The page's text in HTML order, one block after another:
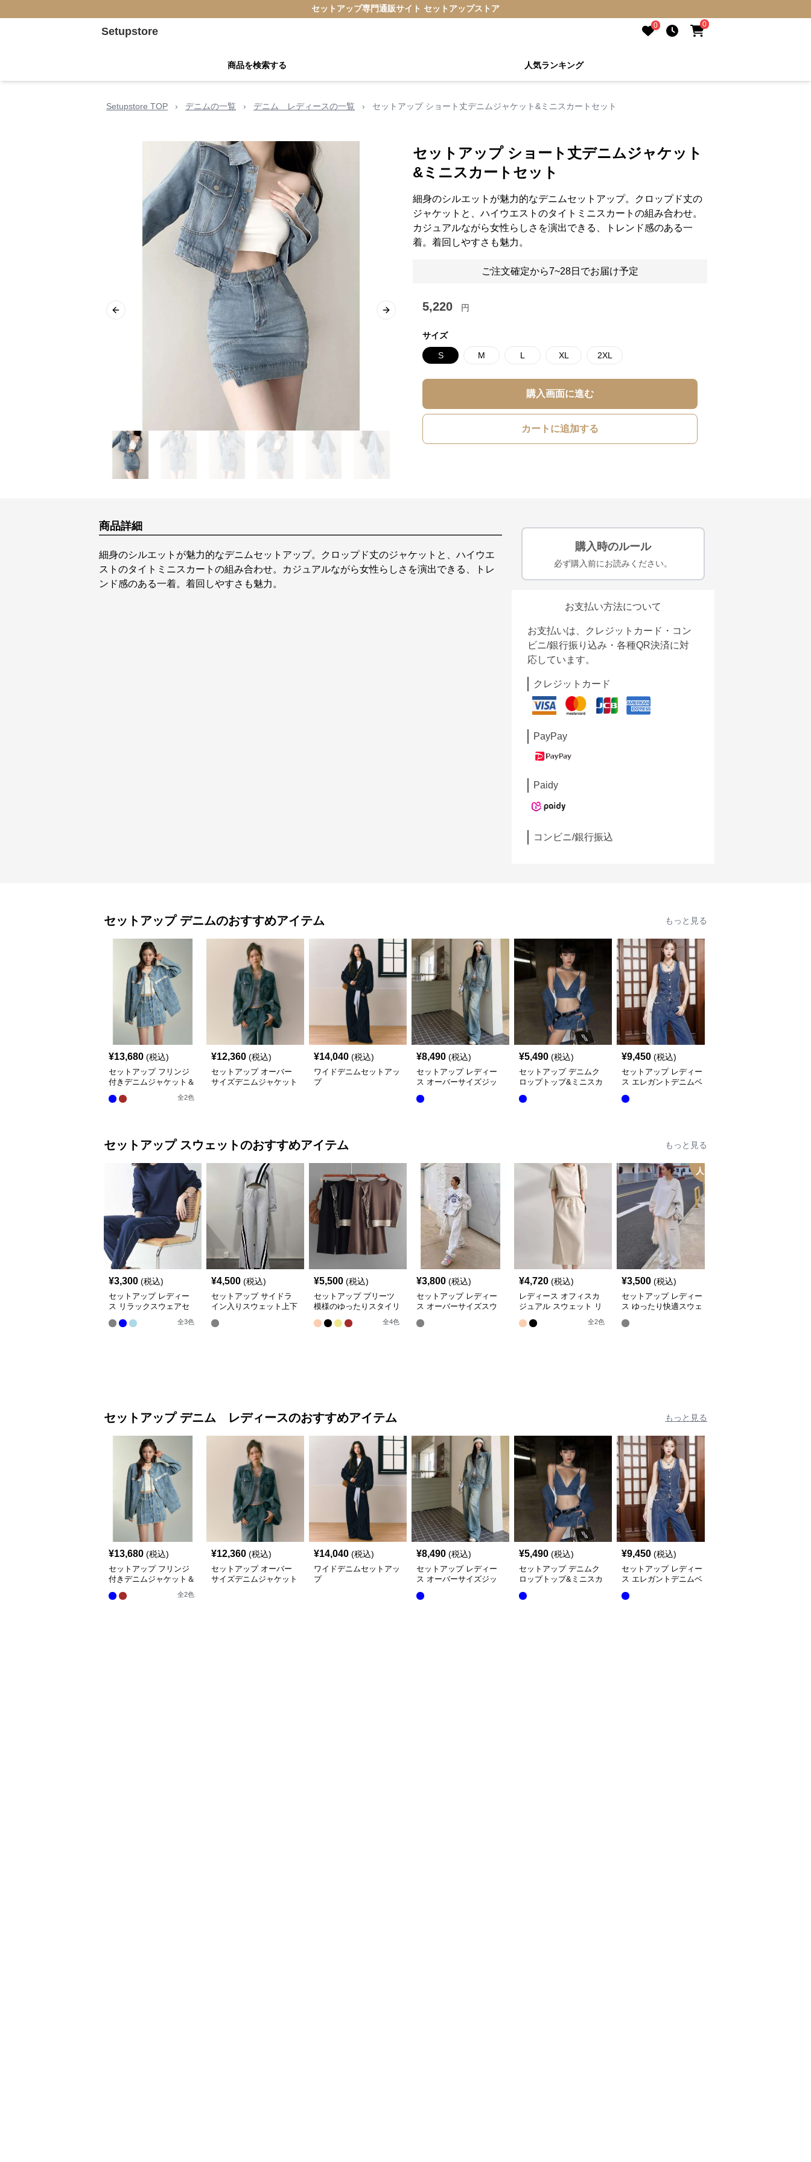
セットアップ専門通販サイト セットアップストア
Setupstore 0 0
商品を検索する 人気ランキング
Setupstore TOP › デニムの一覧 › デニム レディースの一覧 › セットアップ ショート丈デニムジャケット&ミニスカートセット
Previous slide Next slide
セットアップ ショート丈デニムジャケット
&ミニスカートセット
細身のシルエットが魅力的なデニムセットアップ。クロップド丈の
ジャケットと、ハイウエストのタイトミニスカートの組み合わせ。
カジュアルながら女性らしさを演出できる、トレンド感のある一
着。着回しやすさも魅力。
ご注文確定から7~28日でお届け予定
5,220 円
サイズ
S M L XL 2XL
購入画面に進む
カートに追加する
商品詳細
細身のシルエットが魅力的なデニムセットアップ。クロップド丈のジャケットと、ハイウエ
ストのタイトミニスカートの組み合わせ。カジュアルながら女性らしさを演出できる、トレ
ンド感のある一着。着回しやすさも魅力。
購入時のルール
必ず購入前にお読みください。
お支払い方法について
お支払いは、クレジットカード・コン
ビニ/銀行振り込み・各種QR決済に対
応しています。
クレジットカード
PayPay
Paidy
コンビニ/銀行振込
セットアップ デニムのおすすめアイテム もっと見る
¥13,680 (税込)
セットアップ フリンジ
付きデニムジャケット＆
全2色
¥12,360 (税込)
セットアップ オーバー
サイズデニムジャケット
¥14,040 (税込)
ワイドデニムセットアッ
プ
¥8,490 (税込)
セットアップ レディー
ス オーバーサイズジッ
ト&ロングデニム
¥5,490 (税込)
セットアップ デニムク
ロップトップ&ミニスカ
¥9,450 (税込)
セットアップ レディー
ス エレガントデニムベ
ト
セットアップ スウェットのおすすめアイテム もっと見る
¥3,300 (税込)
セットアップ レディー
ス リラックスウェアセ
全3色
¥4,500 (税込)
セットアップ サイドラ
イン入りスウェット上下
¥5,500 (税込)
セットアップ プリーツ
模様のゆったりスタイリ
全4色
¥3,800 (税込)
セットアップ レディー
ス オーバーサイズスウ
¥4,720 (税込)
レディース オフィスカ
ジュアル スウェット リ
ラックスセットアップ
全2色
人気
¥3,500 (税込)
セットアップ レディー
ス ゆったり快適スウェ
セットアップ デニム レディースのおすすめアイテム もっと見る
¥13,680 (税込)
セットアップ フリンジ
付きデニムジャケット＆
全2色
¥12,360 (税込)
セットアップ オーバー
サイズデニムジャケット
¥14,040 (税込)
ワイドデニムセットアッ
プ
¥8,490 (税込)
セットアップ レディー
ス オーバーサイズジッ
ト&ロングデニム
¥5,490 (税込)
セットアップ デニムク
ロップトップ&ミニスカ
¥9,450 (税込)
セットアップ レディー
ス エレガントデニムベ
ト